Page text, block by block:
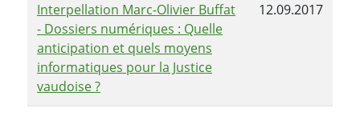
Interpellation Marc-Olivier Buffat
- Dossiers numériques : Quelle
anticipation et quels moyens
informatiques pour la Justice
vaudoise ?
12.09.2017